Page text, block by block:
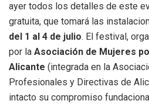
ayer todos los detalles de este
gratuita, que tomará las
del 1 al 4 de julio. El festival,
por la Asociación de Mujeres
Alicante (integrada en la
Profesionales y Directivas de
intacto su compromiso